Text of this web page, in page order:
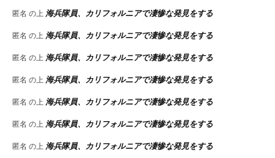
匿名 の上 海兵隊員、カリフォルニアで凄惨な発見をする
匿名 の上 海兵隊員、カリフォルニアで凄惨な発見をする
匿名 の上 海兵隊員、カリフォルニアで凄惨な発見をする
匿名 の上 海兵隊員、カリフォルニアで凄惨な発見をする
匿名 の上 海兵隊員、カリフォルニアで凄惨な発見をする
匿名 の上 海兵隊員、カリフォルニアで凄惨な発見をする
匿名 の上 海兵隊員、カリフォルニアで凄惨な発見をする